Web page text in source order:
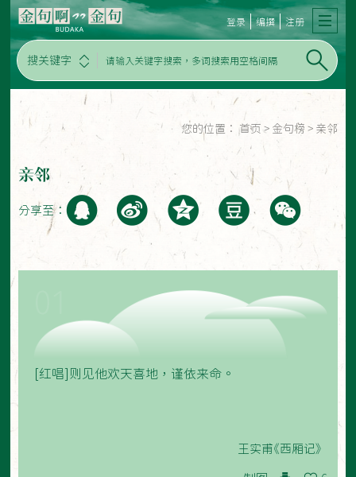
搜关键字
登录 编撰 注册
您的位置： 首页 > 金句榜 > 亲邻
亲邻
分享至：
[红唱]则见他欢天喜地，谨依来命。
王实甫《西厢记》